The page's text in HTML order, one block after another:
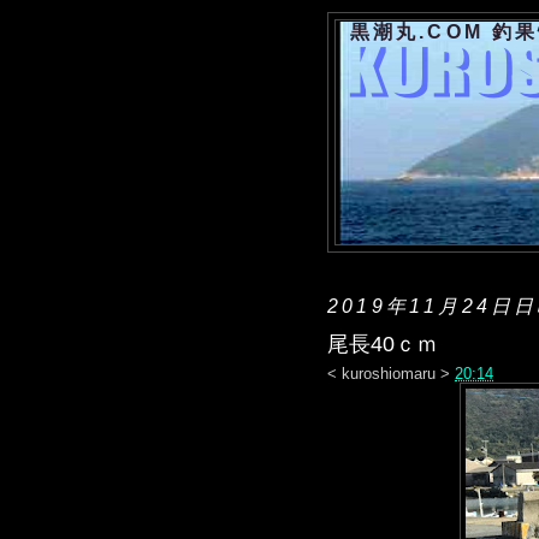
黒潮丸.COM 釣
2019年11月24日日
尾長40ｃｍ
< kuroshiomaru > 20:14